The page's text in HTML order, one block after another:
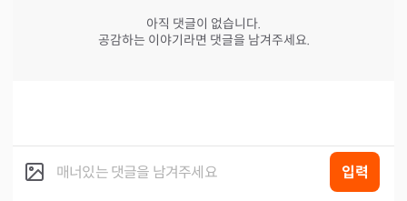
아직 댓글이 없습니다.
공감하는 이야기라면 댓글을 남겨주세요.
입력